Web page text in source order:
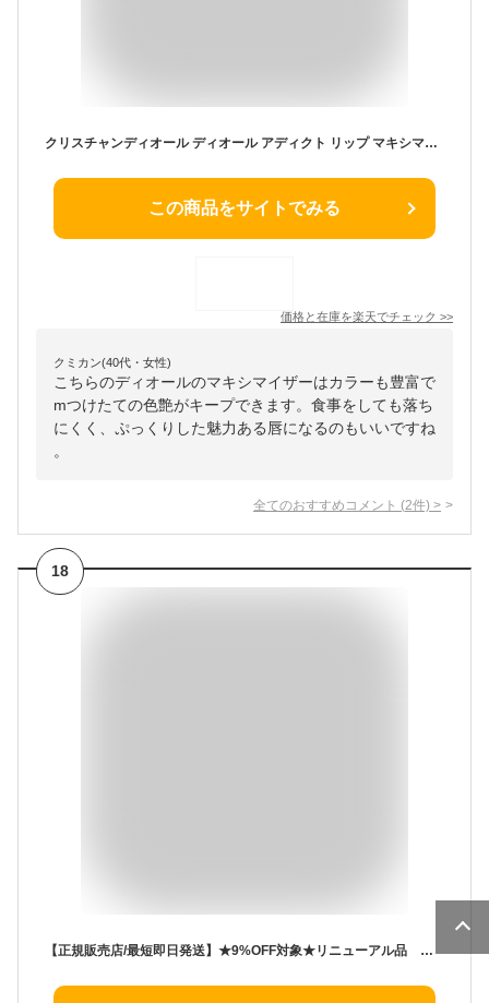
クリスチャンディオール ディオール アディクト リップ マキシマイザー 【001・004・006・007・009・010・012・014・018・020・026・027・028・029・030・038・039】 【口紅 ギフト プレゼント】 【メール便(ゆうパケット)対応】
この商品をサイトでみる
価格と在庫を楽天でチェック >>
クミカン(40代・女性)
こちらのディオールのマキシマイザーはカラーも豊富で
mつけたての色艶がキープできます。食事をしても落ち
にくく、ぷっくりした魅力ある唇になるのもいいですね
。
全てのおすすめコメント (2件) >
18
【正規販売店/最短即日発送】★9%OFF対象★リニューアル品 シュウウエムラ ブラッククレンジングオイル 450ml [スキンケア W洗顔不要 潤い マツエク対応 ウォータープルーフ対応 毛穴 角質 ブラック 150ml 450ml]【美容室ALBUM / 正規品 / 最短即日発送】